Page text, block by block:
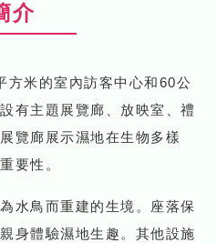
介
方米的室內訪客中心和60公
有主題展覽廊、放映室、禮
覽廊展示濕地在生物多樣
要性。
水鳥而重建的生境。座落保
身體驗濕地生趣。其他設施